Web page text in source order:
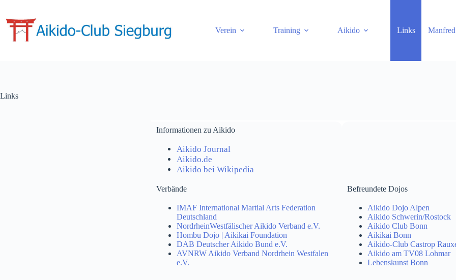
Verein Training Aikido Links
Links
Informationen zu Aikido
Aikido Journal
Aikido.de
Aikido bei Wikipedia
Verbände
IMAF International Martial Arts Federation
Deutschland
NordrheinWestfälischer Aikido Verband e.V.
Hombu Dojo | Aikikai Foundation
DAB Deutscher Aikido Bund e.V.
AVNRW Aikido Verband Nordrhein Westfalen
e.V.
Befreundete Dojos
Aikido Dojo Alpen
Aikido Schwerin/Rostock
Aikido Club Bonn
Aikikai Bonn
Aikido-Club Castrop
Aikido am TV08 Lohmar
Lebenskunst Bonn